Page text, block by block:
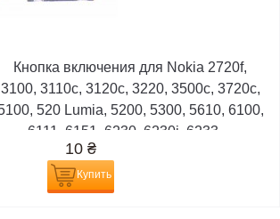
Кнопка включения для Nokia 2720f,
3100, 3110c, 3120c, 3220, 3500c, 3720c,
520 Lumia, 5200, 5300, 5610, 6100,
6111, 6151, 6230, 6230i, 6233,...
10 ₴
Купить